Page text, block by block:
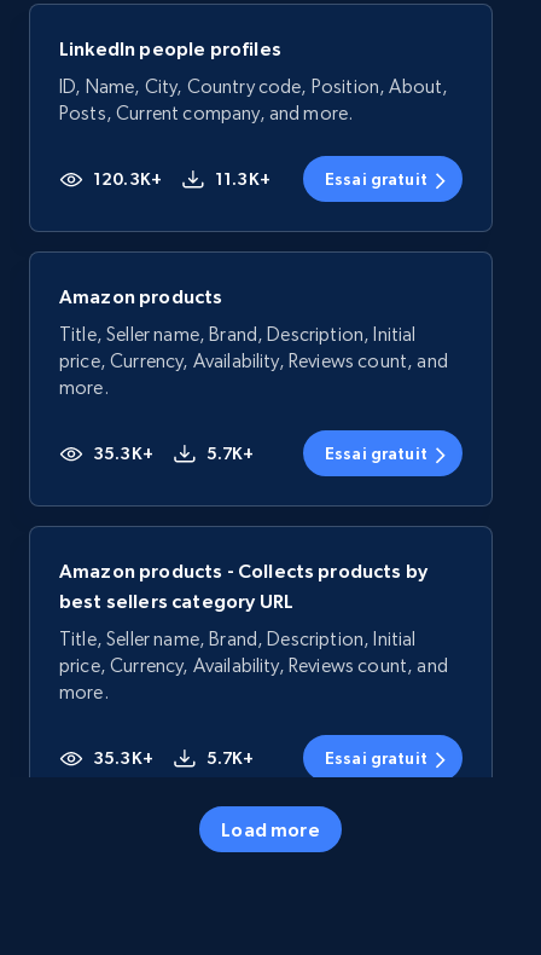
LinkedIn people profiles
ID, Name, City, Country code, Position, About,
Posts, Current company, and more.
120.3K+ 11.3K+ Essai gratuit
Amazon products
Title, Seller name, Brand, Description, Initial
price, Currency, Availability, Reviews count, and
more.
35.3K+ 5.7K+ Essai gratuit
Amazon products - Collects products by
best sellers category URL
Title, Seller name, Brand, Description, Initial
price, Currency, Availability, Reviews count, and
more.
35.3K+ 5.7K+ Essai gratuit
Load more